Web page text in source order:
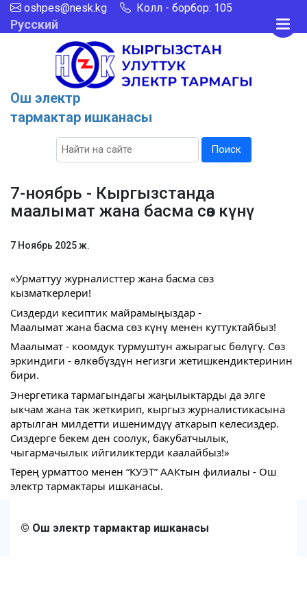
oshpes@nesk.kg Колл - борбор: 105
Русский
Ош электр
тармактар ишканасы
Поиск
7-ноябрь - Кыргызстанда
маалымат жана басма сөз күнү
7 Ноябрь 2025 ж.
«Урматтуу журналисттер жана басма сөз
кызматкерлери!
Сиздерди кесиптик майрамыңыздар -
Маалымат жана басма сөз күнү менен куттуктайбыз!
Маалымат - коомдук турмуштун ажырагыс бөлүгү. Сөз
эркиндиги - өлкөбүздүн негизги жетишкендиктеринин
бири.
Энергетика тармагындагы жаңылыктарды да элге
ыкчам жана так жеткирип, кыргыз журналистикасына
артылган милдетти ишенимдүү аткарып келесиздер.
Сиздерге бекем ден соолук, бакубатчылык,
чыгармачылык ийгиликтерди каалайбыз!»
Терең урматтоо менен “КУЭТ” ААКтын филиалы - Ош
электр тармактары ишканасы.
© Ош электр тармактар ишканасы